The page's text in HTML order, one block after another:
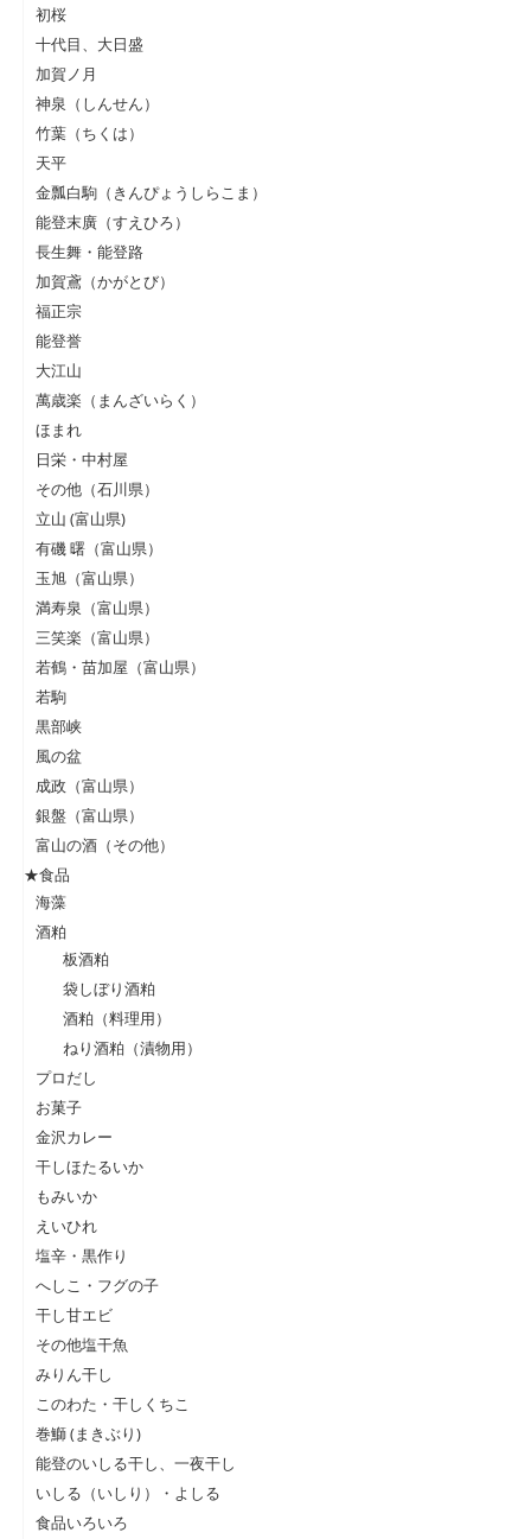
初桜
十代目、大日盛
加賀ノ月
神泉（しんせん）
竹葉（ちくは）
天平
金瓢白駒（きんぴょうしらこま）
能登末廣（すえひろ）
長生舞・能登路
加賀鳶（かがとび）
福正宗
能登誉
大江山
萬歳楽（まんざいらく）
ほまれ
日栄・中村屋
その他（石川県）
立山 (富山県)
有磯 曙（富山県）
玉旭（富山県）
満寿泉（富山県）
三笑楽（富山県）
若鶴・苗加屋（富山県）
若駒
黒部峡
風の盆
成政（富山県）
銀盤（富山県）
富山の酒（その他）
★食品
海藻
酒粕
板酒粕
袋しぼり酒粕
酒粕（料理用）
ねり酒粕（漬物用）
プロだし
お菓子
金沢カレー
干しほたるいか
もみいか
えいひれ
塩辛・黒作り
へしこ・フグの子
干し甘エビ
その他塩干魚
みりん干し
このわた・干しくちこ
巻鰤 (まきぶり)
能登のいしる干し、一夜干し
いしる（いしり）・よしる
食品いろいろ